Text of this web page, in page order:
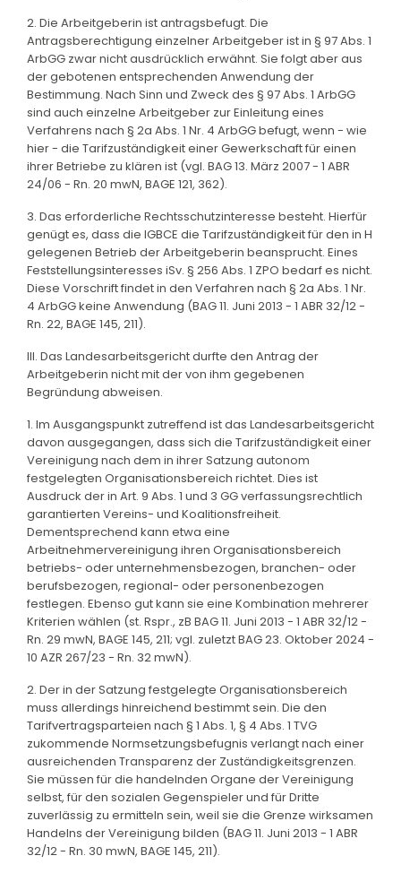
2. Die Arbeitgeberin ist antragsbefugt. Die
Antragsberechtigung einzelner Arbeitgeber ist in § 97 Abs. 1
ArbGG zwar nicht ausdrücklich erwähnt. Sie folgt aber aus
der gebotenen entsprechenden Anwendung der
Bestimmung. Nach Sinn und Zweck des § 97 Abs. 1 ArbGG
sind auch einzelne Arbeitgeber zur Einleitung eines
Verfahrens nach § 2a Abs. 1 Nr. 4 ArbGG befugt, wenn - wie
hier - die Tarifzuständigkeit einer Gewerkschaft für einen
ihrer Betriebe zu klären ist (vgl. BAG 13. März 2007 - 1 ABR
24/06 - Rn. 20 mwN, BAGE 121, 362).
3. Das erforderliche Rechtsschutzinteresse besteht. Hierfür
genügt es, dass die IGBCE die Tarifzuständigkeit für den in H
gelegenen Betrieb der Arbeitgeberin beansprucht. Eines
Feststellungsinteresses iSv. § 256 Abs. 1 ZPO bedarf es nicht.
Diese Vorschrift findet in den Verfahren nach § 2a Abs. 1 Nr.
4 ArbGG keine Anwendung (BAG 11. Juni 2013 - 1 ABR 32/12 -
Rn. 22, BAGE 145, 211).
III. Das Landesarbeitsgericht durfte den Antrag der
Arbeitgeberin nicht mit der von ihm gegebenen
Begründung abweisen.
1. Im Ausgangspunkt zutreffend ist das Landesarbeitsgericht
davon ausgegangen, dass sich die Tarifzuständigkeit einer
Vereinigung nach dem in ihrer Satzung autonom
festgelegten Organisationsbereich richtet. Dies ist
Ausdruck der in Art. 9 Abs. 1 und 3 GG verfassungsrechtlich
garantierten Vereins- und Koalitionsfreiheit.
Dementsprechend kann etwa eine
Arbeitnehmervereinigung ihren Organisationsbereich
betriebs- oder unternehmensbezogen, branchen- oder
berufsbezogen, regional- oder personenbezogen
festlegen. Ebenso gut kann sie eine Kombination mehrerer
Kriterien wählen (st. Rspr., zB BAG 11. Juni 2013 - 1 ABR 32/12 -
Rn. 29 mwN, BAGE 145, 211; vgl. zuletzt BAG 23. Oktober 2024 -
10 AZR 267/23 - Rn. 32 mwN).
2. Der in der Satzung festgelegte Organisationsbereich
muss allerdings hinreichend bestimmt sein. Die den
Tarifvertragsparteien nach § 1 Abs. 1, § 4 Abs. 1 TVG
zukommende Normsetzungsbefugnis verlangt nach einer
ausreichenden Transparenz der Zuständigkeitsgrenzen.
Sie müssen für die handelnden Organe der Vereinigung
selbst, für den sozialen Gegenspieler und für Dritte
zuverlässig zu ermitteln sein, weil sie die Grenze wirksamen
Handelns der Vereinigung bilden (BAG 11. Juni 2013 - 1 ABR
32/12 - Rn. 30 mwN, BAGE 145, 211).